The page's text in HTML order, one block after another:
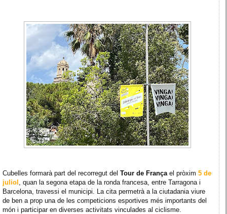
Cubelles formarà part del recorregut del Tour de França el pròxim 5 de
juliol
, quan la segona etapa de la ronda francesa, entre Tarragona i
Barcelona, travessi el municipi. La cita permetrà a la ciutadania viure
de ben a prop una de les competicions esportives més importants del
món i participar en diverses activitats vinculades al ciclisme.